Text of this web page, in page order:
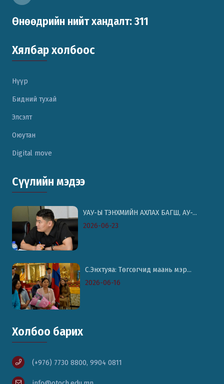
Өнөөдрийн нийт хандалт: 311
Хялбар холбоос
Нүүр
Бидний тухай
Элсэлт
Оюутан
Digital move
Сүүлийн мэдээ
УАУ-Ы ТЭНХМИЙН АХЛАХ БАГШ, АУ-...
2026-06-23
С.Энхтуяа: Төгсөгчид маань мэр...
2026-06-16
Холбоо барих
(+976) 7730 8800, 9904 0811